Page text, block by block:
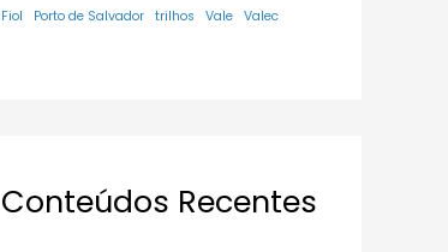
Fiol Porto de Salvador trilhos Vale Valec
Conteúdos Recentes